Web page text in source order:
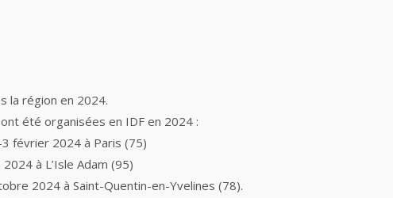
la région en 2024.
été organisées en IDF en 2024 :
février 2024 à Paris (75)
à L’Isle Adam (95)
2024 à Saint-Quentin-en-Yvelines (78).